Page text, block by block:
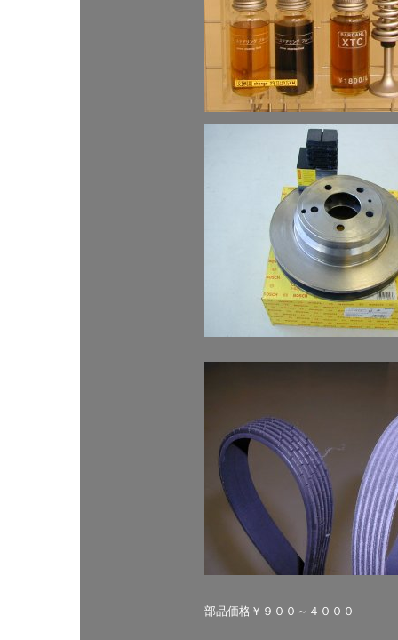
部品価格￥９００～４０００